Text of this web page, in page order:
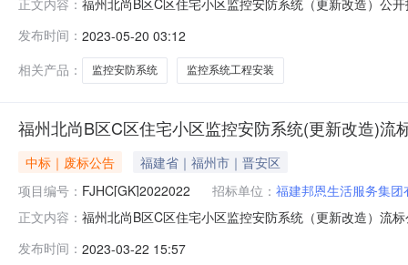
正文内容：
FJYC-GK-2023-046项目名称：福州北尚B区C区住宅小
发布时间： 2023-05-20 03:12
相关产品：
监控安防系统 监控系统工程安装
福州北尚B区C区住宅小区监控安防系统(更新改造)流
中标｜废标公告
福建省｜福州市｜晋安区
项目编号： FJHC[GK]2022022 招标单位： 福建邦恩生活服务集团
正文内容： 福州北尚B区C区住宅小区监控安防系统（更新改造）流
对本次公告内容提出询问，请按以下方式联系。1.采购
发布时间： 2023-03-22 15:57